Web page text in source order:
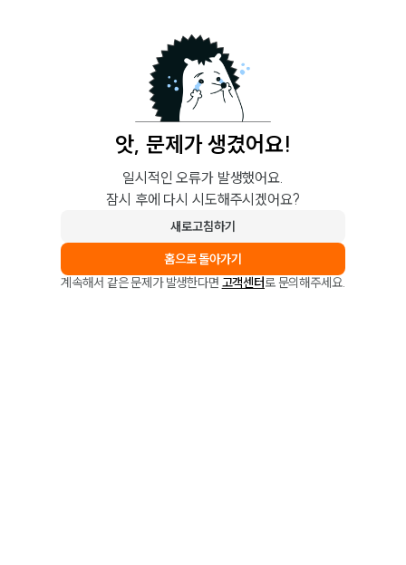
앗, 문제가 생겼어요!
일시적인 오류가 발생했어요.
잠시 후에 다시 시도해주시겠어요?
새로고침하기
홈으로 돌아가기
계속해서 같은 문제가 발생한다면 고객센터로 문의해주세요.